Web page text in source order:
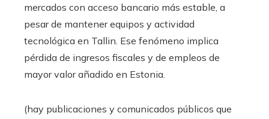
mercados con acceso bancario más estable, a
pesar de mantener equipos y actividad
tecnológica en Tallin. Ese fenómeno implica
pérdida de ingresos fiscales y de empleos de
mayor valor añadido en Estonia.
(hay publicaciones y comunicados públicos que